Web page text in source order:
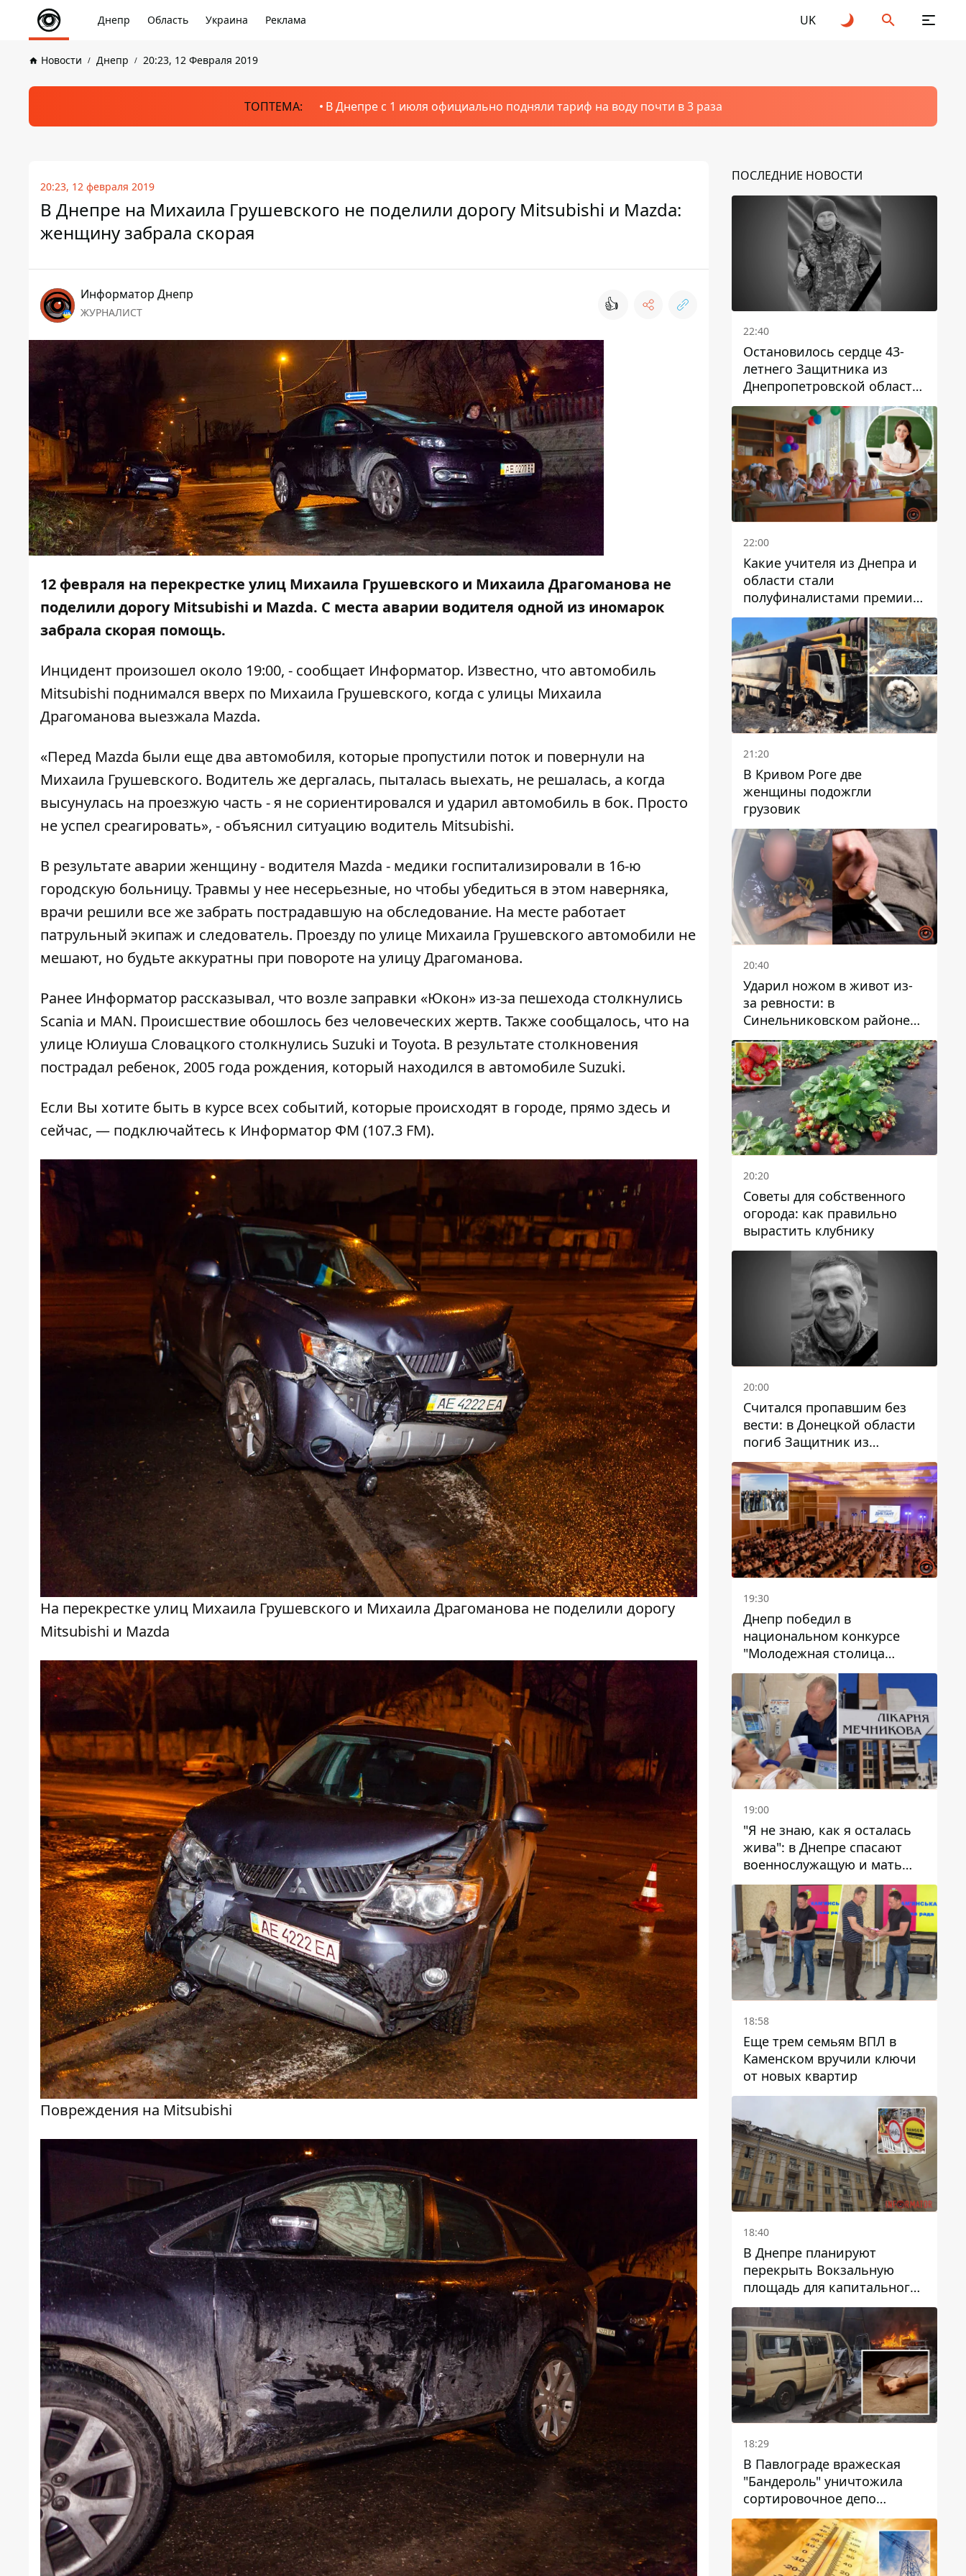
Днепр Область Украина Реклама UK
Новости Днепр 20:23, 12 Февраля 2019
ТОПТЕМА: В Днепре с 1 июля официально подняли тариф на воду почти в 3 раза
20:23, 12 февраля 2019
В Днепре на Михаила Грушевского не поделили дорогу Mitsubishi и Mazda:
женщину забрала скорая
Информатор Днепр
ЖУРНАЛИСТ 👍
12 февраля на перекрестке улиц Михаила Грушевского и Михаила Драгоманова не
поделили дорогу Mitsubishi и Mazda. С места аварии водителя одной из иномарок
забрала скорая помощь.
Инцидент произошел около 19:00, - сообщает Информатор. Известно, что автомобиль
Mitsubishi поднимался вверх по Михаила Грушевского, когда с улицы Михаила
Драгоманова выезжала Mazda.
«Перед Mazda были еще два автомобиля, которые пропустили поток и повернули на
Михаила Грушевского. Водитель же дергалась, пыталась выехать, не решалась, а когда
высунулась на проезжую часть - я не сориентировался и ударил автомобиль в бок. Просто
не успел среагировать», - объяснил ситуацию водитель Mitsubishi.
В результате аварии женщину - водителя Mazda - медики госпитализировали в 16-ю
городскую больницу. Травмы у нее несерьезные, но чтобы убедиться в этом наверняка,
врачи решили все же забрать пострадавшую на обследование. На месте работает
патрульный экипаж и следователь. Проезду по улице Михаила Грушевского автомобили не
мешают, но будьте аккуратны при повороте на улицу Драгоманова.
Ранее Информатор рассказывал, что возле заправки «Юкон» из-за пешехода столкнулись
Scania и MAN. Происшествие обошлось без человеческих жертв. Также сообщалось, что на
улице Юлиуша Словацкого столкнулись Suzuki и Toyota. В результате столкновения
пострадал ребенок, 2005 года рождения, который находился в автомобиле Suzuki.
Если Вы хотите быть в курсе всех событий, которые происходят в городе, прямо здесь и
сейчас, — подключайтесь к Информатор ФМ (107.3 FM).
На перекрестке улиц Михаила Грушевского и Михаила Драгоманова не поделили дорогу
Mitsubishi и Mazda
Повреждения на Mitsubishi
ПОСЛЕДНИЕ НОВОСТИ
22:40
Остановилось сердце 43-
летнего Защитника из
Днепропетровской области
Евгения Зинченко
22:00
Какие учителя из Днепра и
области стали
полуфиналистами премии
Global Teacher Prize Ukraine
2026
21:20
В Кривом Роге две
женщины подожгли
грузовик
20:40
Ударил ножом в живот из-
за ревности: в
Синельниковском районе
задержали 49-летнего
мужчину за убийство
20:20
Советы для собственного
огорода: как правильно
вырастить клубнику
20:00
Считался пропавшим без
вести: в Донецкой области
погиб Защитник из
Каменского Антон
Красовский
19:30
Днепр победил в
национальном конкурсе
"Молодежная столица
Украины – 2026"
19:00
"Я не знаю, как я осталась
жива": в Днепре спасают
военнослужащую и мать
четверых детей, которую
ранил КАБ
18:58
Еще трем семьям ВПЛ в
Каменском вручили ключи
от новых квартир
18:40
В Днепре планируют
перекрыть Вокзальную
площадь для капитального
ремонта дома, в который
попала вражеская ракета:
какие сроки
18:29
В Павлограде вражеская
"Бандероль" уничтожила
сортировочное депо
"Укрпошти" и убила двух
работниц